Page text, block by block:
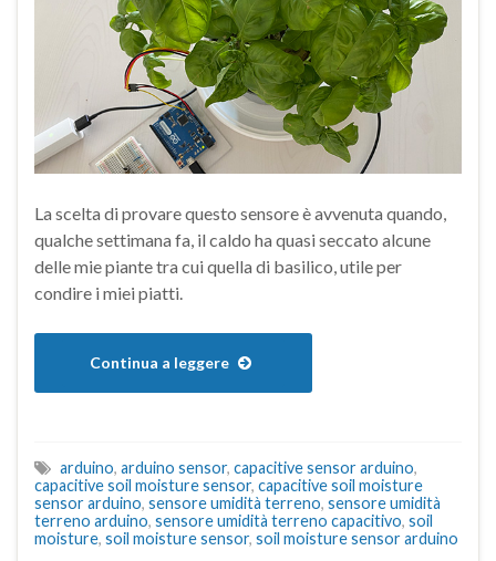
La scelta di provare questo sensore è avvenuta quando,
qualche settimana fa, il caldo ha quasi seccato alcune
delle mie piante tra cui quella di basilico, utile per
condire i miei piatti.
Continua a leggere
arduino, arduino sensor, capacitive sensor arduino,
capacitive soil moisture sensor, capacitive soil moisture
sensor arduino, sensore umidità terreno, sensore umidità
terreno arduino, sensore umidità terreno capacitivo, soil
moisture, soil moisture sensor, soil moisture sensor arduino